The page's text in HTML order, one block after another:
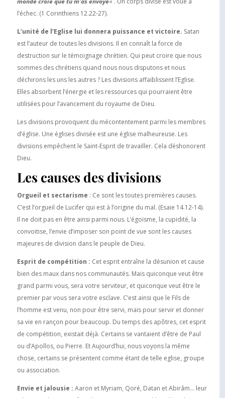
l’échec. (1 Corinthiens 12.22-27).
L’unité de l’Eglise lui donnera puissance et victoire. Satan
est l’auteur de toutes les divisions. Il en connaît la force de
destruction sur le témoignage chrétien. Qui peut croire que nous
sommes des chrétiens quand nous nous disputons et nous
déchirons les uns les autres ? Les divisions affaiblissent l’Eglise.
Elles absorbent l’énergie et les ressources qui pourraient être
utilisées pour l’avancement du royaume de Dieu.
Les divisions provoquent du mécontentement parmi les membres
d’église. Une églises divisée est une église malheureuse. Les
divisions empêchent le Saint-Esprit de travailler. Cela déshonorent
Dieu.
Les causes des divisions
Orgueil et sectarisme : Ce sont les toutes premières causes.
C’est l’orgueil de Lucifer qui est à l’origine du mal. (Esaie 14.12-14).
Il ne doit pas en être ainsi parmi nous. L’égoïsme, la cupidité, la
convoitise, l’envie d’imposer son point de vue sont les causes
majeures de division dans le peuple de Dieu.
Esprit de compétition : Cet esprit entraîne la désunion et cause
bien des maux dans nos communautés. Mais quiconque veut être
grand parmi vous, sera votre serviteur, et quiconque veut être le
premier par vous sera votre esclave. C’est ainsi que le Fils de
l’homme est venu, non pour être servi, mais pour servir et donner
sa vie en rançon pour beaucoup. Du temps des apôtres, cet esprit
de compétition, existait déjà. Certains se vantaient d’être de Paul
ou d’Apollos, ou Pierre. Et Aujourd’hui, nous voyons la même
chose, certains se présentent comme étant de telle eglise, groupe
ou association.
Envie et jalousie : Aaron et Myriam, Qoré, Datan et Abirâm… leur